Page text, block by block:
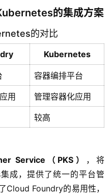
的集成方案
的对比
Kubernetes
容器编排平台
用 管理容器化应用
较高
Service（PKS）
，将
成，提供了统一的平台管
Cloud Foundry的易用性，